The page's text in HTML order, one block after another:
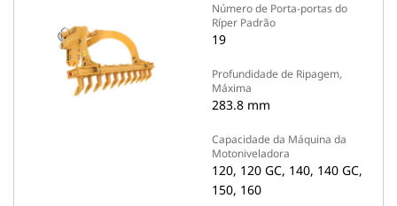
Número de Porta-portas do
Ríper Padrão
19
Profundidade de Ripagem,
Máxima
283.8 mm
Capacidade da Máquina da
Motoniveladora
120, 120 GC, 140, 140 GC,
150, 160